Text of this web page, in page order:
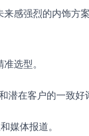
感强烈的内饰方
精准选型。
和潜在客户的一
媒体报道。